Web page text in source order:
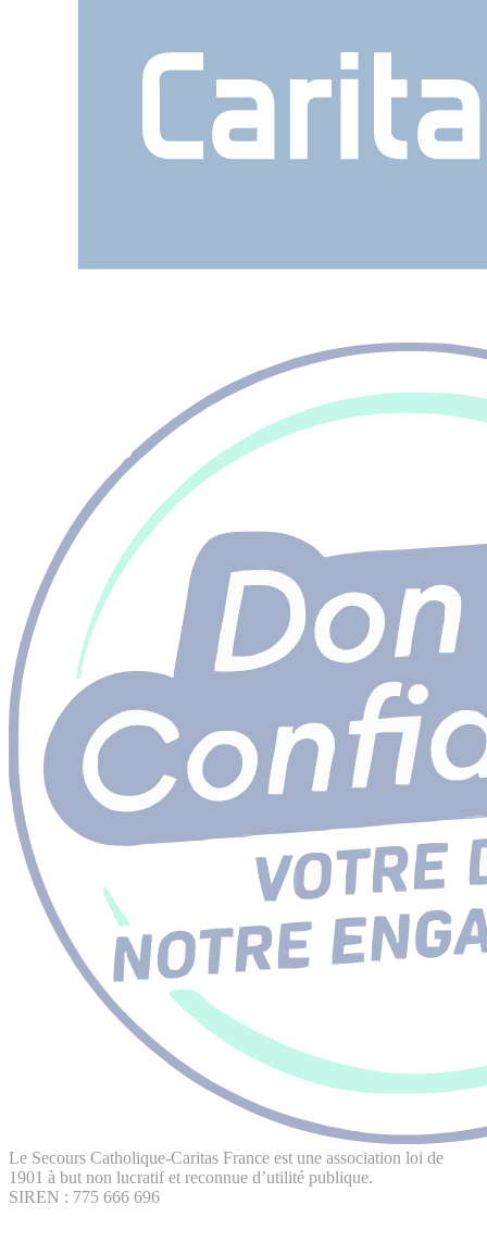
Le Secours Catholique-Caritas France est une association loi de
1901 à but non lucratif et reconnue d’utilité publique.
SIREN : 775 666 696